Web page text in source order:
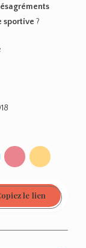
dont on
! Et là tu
à cause
j’avais
te fait rentrer
les
arrivaient